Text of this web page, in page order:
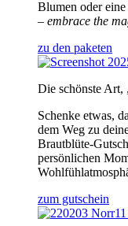
Blumen oder
– embrace the
zu den paketen
Die schönste Art,
Schenke etwas,
dem Weg zu
Brautblüte-
persönlichen
zum gutschein